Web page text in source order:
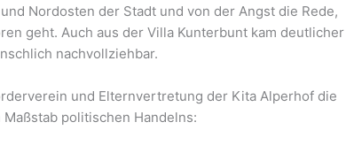
Nordosten der Stadt und von der Angst die Rede,
geht. Auch aus der Villa Kunterbunt kam deutlicher
nachvollziehbar.
und Elternvertretung der Kita Alperhof die
politischen Handelns: